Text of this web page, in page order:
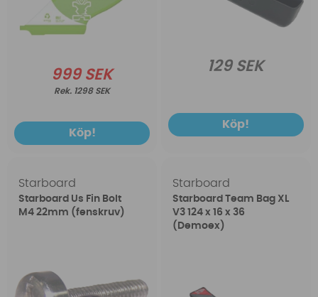
999 SEK
1298 SEK
Köp!
129 SEK
Köp!
Starboard
Starboard Us Fin Bolt
M4 22mm (fenskruv)
Starboard
Starboard Team Bag XL
V3 124 x 16 x 36
(Demoex)